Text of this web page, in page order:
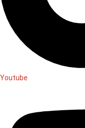
Youtube